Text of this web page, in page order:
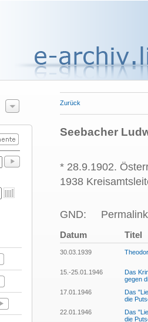
Zurück
Seebacher
* 28.9.1902.
1938
GND:
Datum Titel
30.03.1939
15.-25.01.1946
Das
gegen
17.01.1946
Das
die
22.01.1946
Das
die